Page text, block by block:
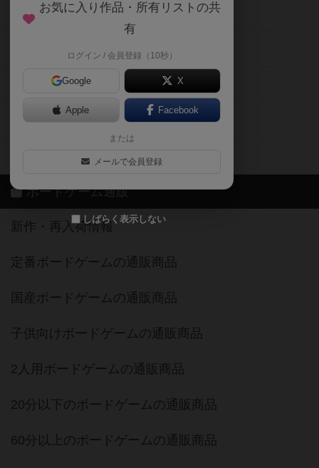
お気に入り作品・所有リストの共
有
ログイン / 会員登録（10秒）
Google X
Apple Facebook
または
メールで会員登録
しばらく表示しない
メカニクス特集
掲示板・トピックス
ボドとも・会員一覧
ボードゲーム業界コラム
ボドゲーマご利用案内
ボードゲーム通販
新作・再入荷情報
定番ボードゲームの通販商品
国産ボードゲームの通販商品
子供向けボードゲームの通販商品
2人用ボードゲームの通販商品
20分以下のボードゲームの通販商品
60分以上のボードゲームの通販商品